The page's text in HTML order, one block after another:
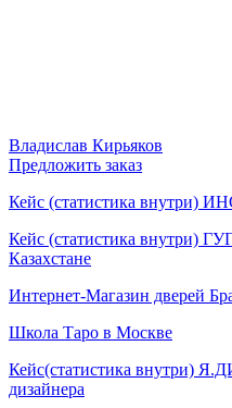
Владислав Кирьяков
Предложить заказ
Кейс (статистика внутри)
Кейс (статистика внутри)
Казахстане
Интернет-Магазин дверей
Школа Таро в Москве
Кейс(статистика внутри)
дизайнера